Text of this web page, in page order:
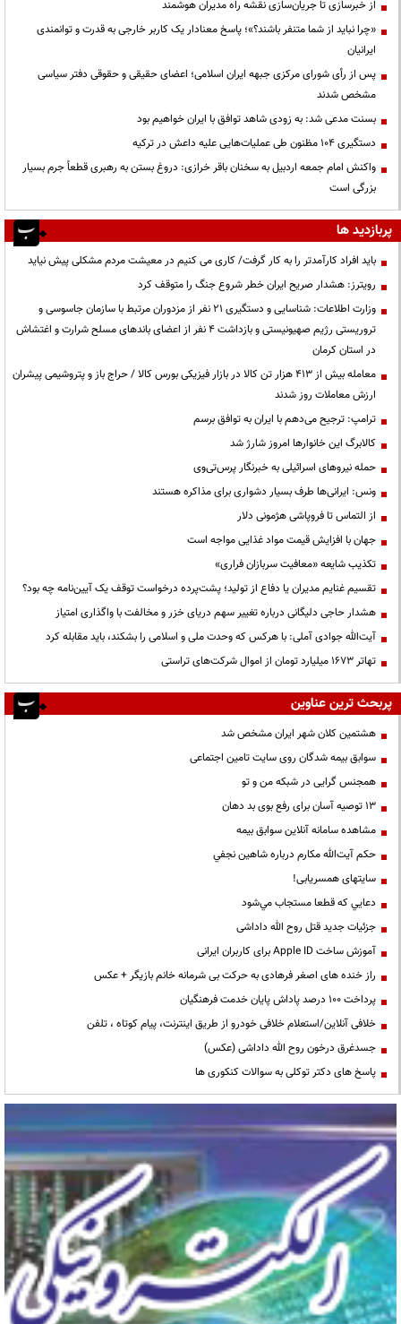
از خبرسازی تا جریان‌سازی نقشه راه مدیران هوشمند
«چرا نباید از شما متنفر باشند؟»؛ پاسخ معنادار یک کاربر خارجی به قدرت و توانمندی
ایرانیان
پس از رأی شورای مرکزی جبهه ایران اسلامی؛ اعضای حقیقی و حقوقی دفتر سیاسی
مشخص شدند
بسنت مدعی شد: به زودی شاهد توافق با ایران خواهیم بود
دستگیری ۱۰۴ مظنون طی عملیات‌هایی علیه داعش در ترکیه
واکنش امام جمعه اردبیل به سخنان باقر خرازی: دروغ بستن به رهبری قطعاً جرم بسیار
بزرگی است
پربازدید ها
باید افراد کارآمدتر را به کار گرفت/ کاری می کنیم در معیشت مردم مشکلی پیش نیاید
رویترز: هشدار صریح ایران خطر شروع جنگ را متوقف کرد
وزارت اطلاعات: شناسایی و دستگیری ۲۱ نفر از مزدوران مرتبط با سازمان جاسوسی و
تروریستی رژیم صهیونیستی و بازداشت ۴ نفر از اعضای باندهای مسلح شرارت و اغتشاش
در استان کرمان
معامله بیش از ۴۱۳ هزار تن کالا در بازار فیزیکی بورس کالا / حراج باز و پتروشیمی پیشران
ارزش معاملات روز شدند
ترامپ: ترجیح می‌دهم با ایران به توافق برسم
کالابرگ این خانوارها امروز شارژ شد
حمله نیروهای اسرائیلی به خبرنگار پرس‌تی‌وی
ونس: ایرانی‌ها طرف بسیار دشواری برای مذاکره هستند
از التماس تا فروپاشی هژمونی دلار
جهان با افزایش قیمت مواد غذایی مواجه است
تکذیب شایعه «معافیت سربازان فراری»
تقسیم غنایم مدیران یا دفاع از تولید؛ پشت‌پرده درخواست توقف یک آیین‌نامه چه بود؟
هشدار حاجی دلیگانی درباره تغییر سهم دریای خزر و مخالفت با واگذاری امتیاز
آیت‌الله جوادی آملی: با هرکس که وحدت ملی و اسلامی را بشکند، باید مقابله کرد
تهاتر ۱۶۷۳ میلیارد تومان از اموال شرکت‌های تراستی
پربحث ترین عناوین
هشتمین کلان شهر ایران مشخص شد
سوابق بیمه شدگان روی سایت تامین اجتماعی
همجنس گرایی در شبکه من و تو
13 توصیه آسان برای رفع بوی بد دهان
مشاهده سامانه آنلاين سوابق بیمه
حكم آيت‌الله مكارم درباره شاهين نجفي
سایتهای همسریابی!
دعايي كه قطعا مستجاب مي‌شود
جزئیات جدید قتل روح الله داداشی
آموزش ساخت Apple ID برای کاربران ایرانی
راز خنده های اصغر فرهادی به حرکت بی شرمانه خانم بازیگر + عکس
پرداخت ۱۰۰ درصد پاداش پایان خدمت فرهنگیان
خلافی آنلاین/استعلام خلافی خودرو از طریق اینترنت، پیام کوتاه ، تلفن
جسدغرق درخون روح الله داداشی (عکس)
پاسخ های دکتر توکلی به سوالات کنکوری ها